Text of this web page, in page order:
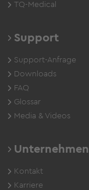
TQ-Medical
Support
Support-Anfrage
Downloads
FAQ
Glossar
Media & Videos
Unternehmen
Kontakt
Karriere